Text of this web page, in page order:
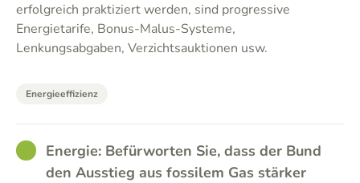
erfolgreich praktiziert werden, sind progressive
Energietarife, Bonus-Malus-Systeme,
Lenkungsabgaben, Verzichtsauktionen usw.
Energieeffizienz
GOODEnergie: Befürworten Sie, dass der Bund
den Ausstieg aus fossilem Gas stärker